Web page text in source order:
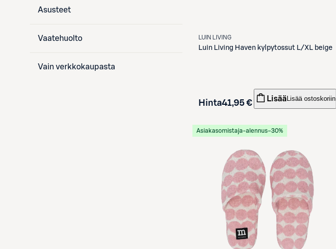
Asusteet
Vaatehuolto
Vain verkkokaupasta
LUIN LIVING
Luin Living Haven kylpytossut L/XL beige
Hinta41,95 € Lisää Lisää ostoskoriin
Asiakasomistaja-alennus−30%